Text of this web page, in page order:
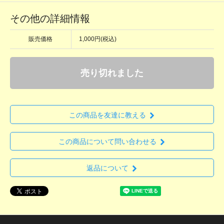
その他の詳細情報
販売価格 1,000円(税込)
売り切れました
この商品を友達に教える
この商品について問い合わせる
返品について